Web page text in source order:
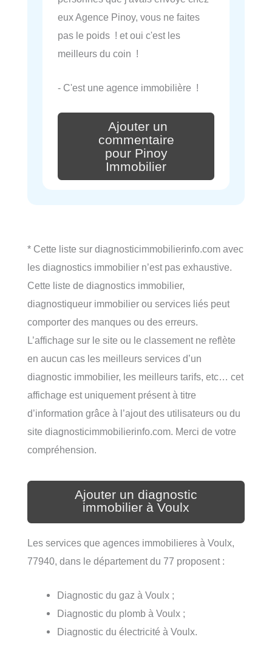
eux Agence Pinoy, vous ne faites
pas le poids ! et oui c'est les
meilleurs du coin !
- C'est une agence immobilière !
Ajouter un
commentaire
pour Pinoy
Immobilier
* Cette liste sur diagnosticimmobilierinfo.com avec
les diagnostics immobilier n’est pas exhaustive.
Cette liste de diagnostics immobilier,
diagnostiqueur immobilier ou services liés peut
comporter des manques ou des erreurs.
L’affichage sur le site ou le classement ne reflète
en aucun cas les meilleurs services d’un
diagnostic immobilier, les meilleurs tarifs, etc… cet
affichage est uniquement présent à titre
d’information grâce à l’ajout des utilisateurs ou du
site diagnosticimmobilierinfo.com. Merci de votre
compréhension.
Ajouter un diagnostic
immobilier à Voulx
Les services que agences immobilieres à Voulx,
77940, dans le département du 77 proposent :
Diagnostic du gaz à Voulx ;
Diagnostic du plomb à Voulx ;
Diagnostic du électricité à Voulx.